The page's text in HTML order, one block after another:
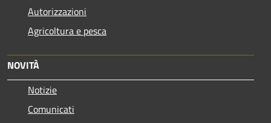
Autorizzazioni
Agricoltura e pesca
NOVITÀ
Notizie
Comunicati